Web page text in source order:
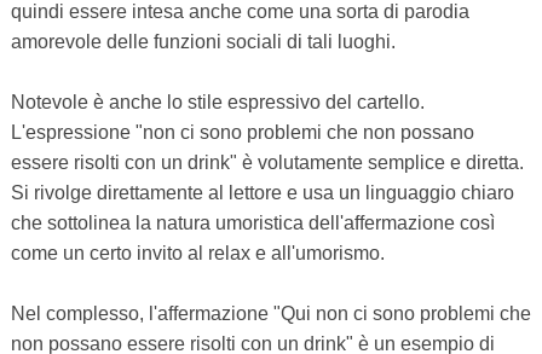
quindi essere intesa anche come una sorta di parodia
amorevole delle funzioni sociali di tali luoghi.
Notevole è anche lo stile espressivo del cartello.
L'espressione "non ci sono problemi che non possano
essere risolti con un drink" è volutamente semplice e diretta.
Si rivolge direttamente al lettore e usa un linguaggio chiaro
che sottolinea la natura umoristica dell'affermazione così
come un certo invito al relax e all'umorismo.
Nel complesso, l'affermazione "Qui non ci sono problemi che
non possano essere risolti con un drink" è un esempio di